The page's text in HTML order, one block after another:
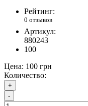
Рейтинг:
0 отзывов
Артикул:
880243
100
Цена: 100 грн
Количество:
+
-